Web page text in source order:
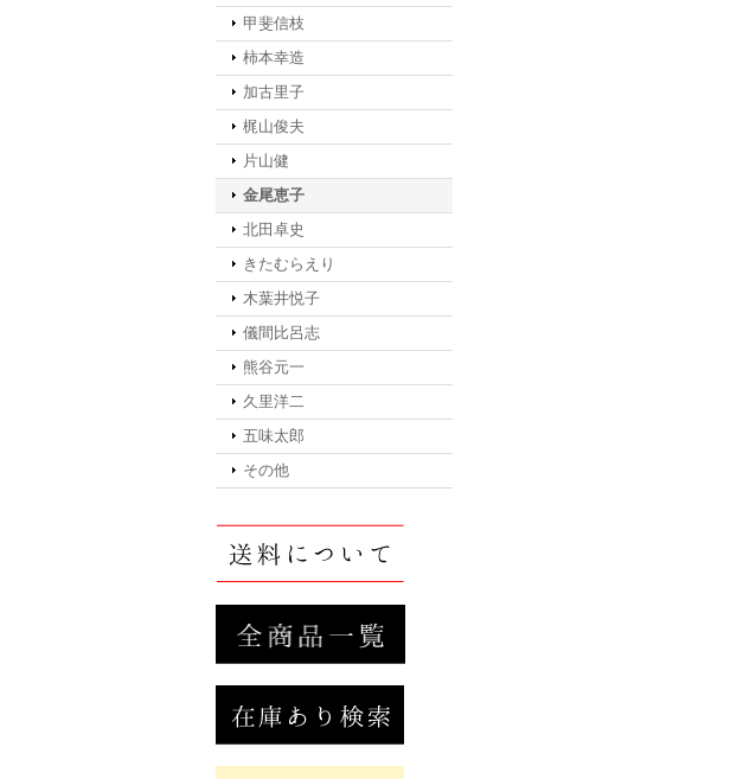
甲斐信枝
柿本幸造
加古里子
梶山俊夫
片山健
金尾恵子
北田卓史
きたむらえり
木葉井悦子
儀間比呂志
熊谷元一
久里洋二
五味太郎
その他